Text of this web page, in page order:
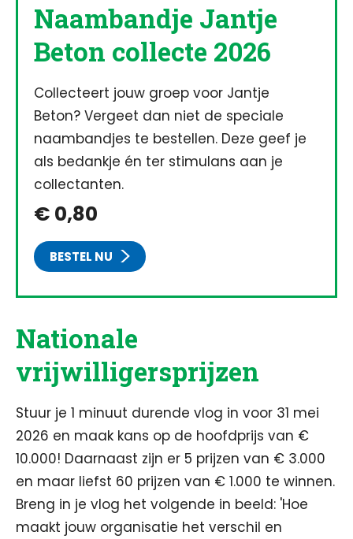
Naambandje Jantje
Beton collecte 2026
Collecteert jouw groep voor Jantje
Beton? Vergeet dan niet de speciale
naambandjes te bestellen. Deze geef je
als bedankje én ter stimulans aan je
collectanten.
€ 0,80
BESTEL NU
Nationale
vrijwilligersprijzen
Stuur je 1 minuut durende vlog in voor 31 mei
2026 en maak kans op de hoofdprijs van €
10.000! Daarnaast zijn er 5 prijzen van € 3.000
en maar liefst 60 prijzen van € 1.000 te winnen.
Breng in je vlog het volgende in beeld: 'Hoe
maakt jouw organisatie het verschil en